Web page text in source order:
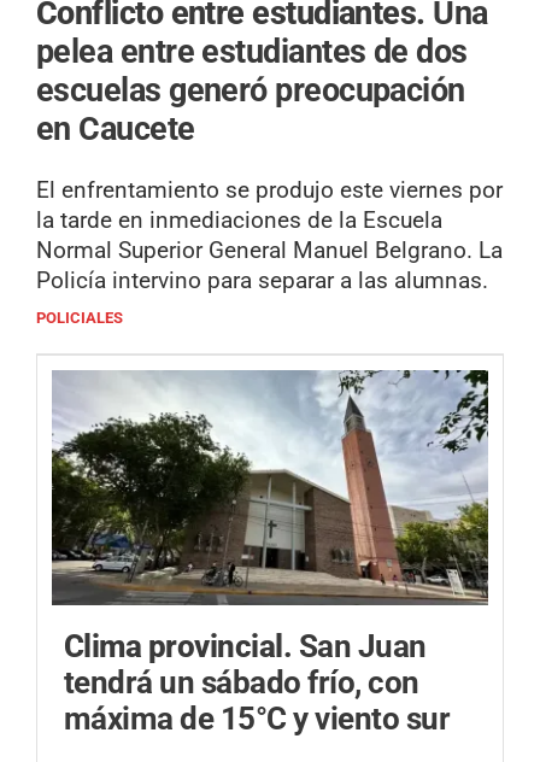
Conflicto entre estudiantes. Una
pelea entre estudiantes de dos
escuelas generó preocupación
en Caucete
El enfrentamiento se produjo este viernes por
la tarde en inmediaciones de la Escuela
Normal Superior General Manuel Belgrano. La
Policía intervino para separar a las alumnas.
POLICIALES
Clima provincial. San Juan
tendrá un sábado frío, con
máxima de 15°C y viento sur